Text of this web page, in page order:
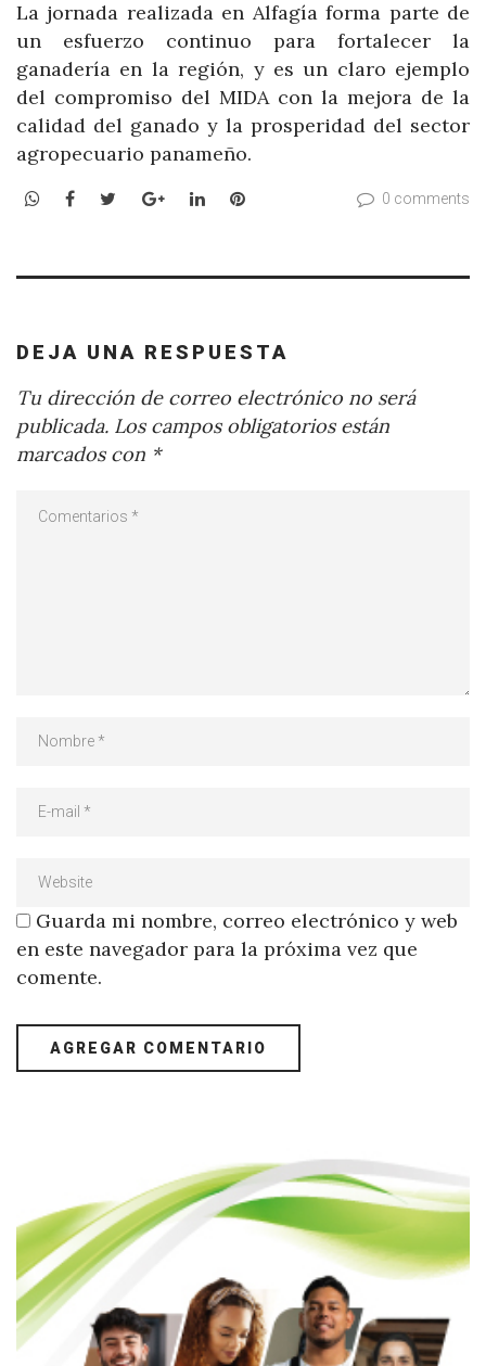
La jornada realizada en Alfagía forma parte de
un esfuerzo continuo para fortalecer la
ganadería en la región, y es un claro ejemplo
del compromiso del MIDA con la mejora de la
calidad del ganado y la prosperidad del sector
agropecuario panameño.
WhatsApp
Facebook
TwitterGoogle+LinkedInPinterest 0 comments
DEJA UNA RESPUESTA
Tu dirección de correo electrónico no será
publicada. Los campos obligatorios están
marcados con *
Guarda mi nombre, correo electrónico y web
en este navegador para la próxima vez que
comente.